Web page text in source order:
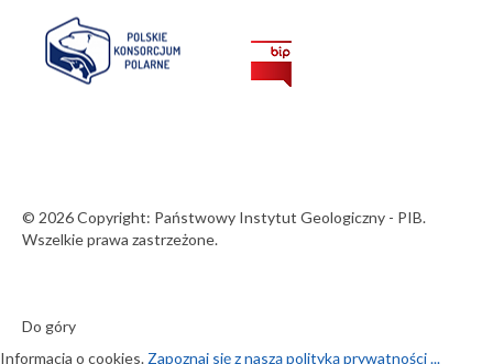
© 2026 Copyright: Państwowy Instytut Geologiczny - PIB.
Wszelkie prawa zastrzeżone.
Do góry
Informacja o cookies. Zapoznaj się z naszą polityką prywatności ...